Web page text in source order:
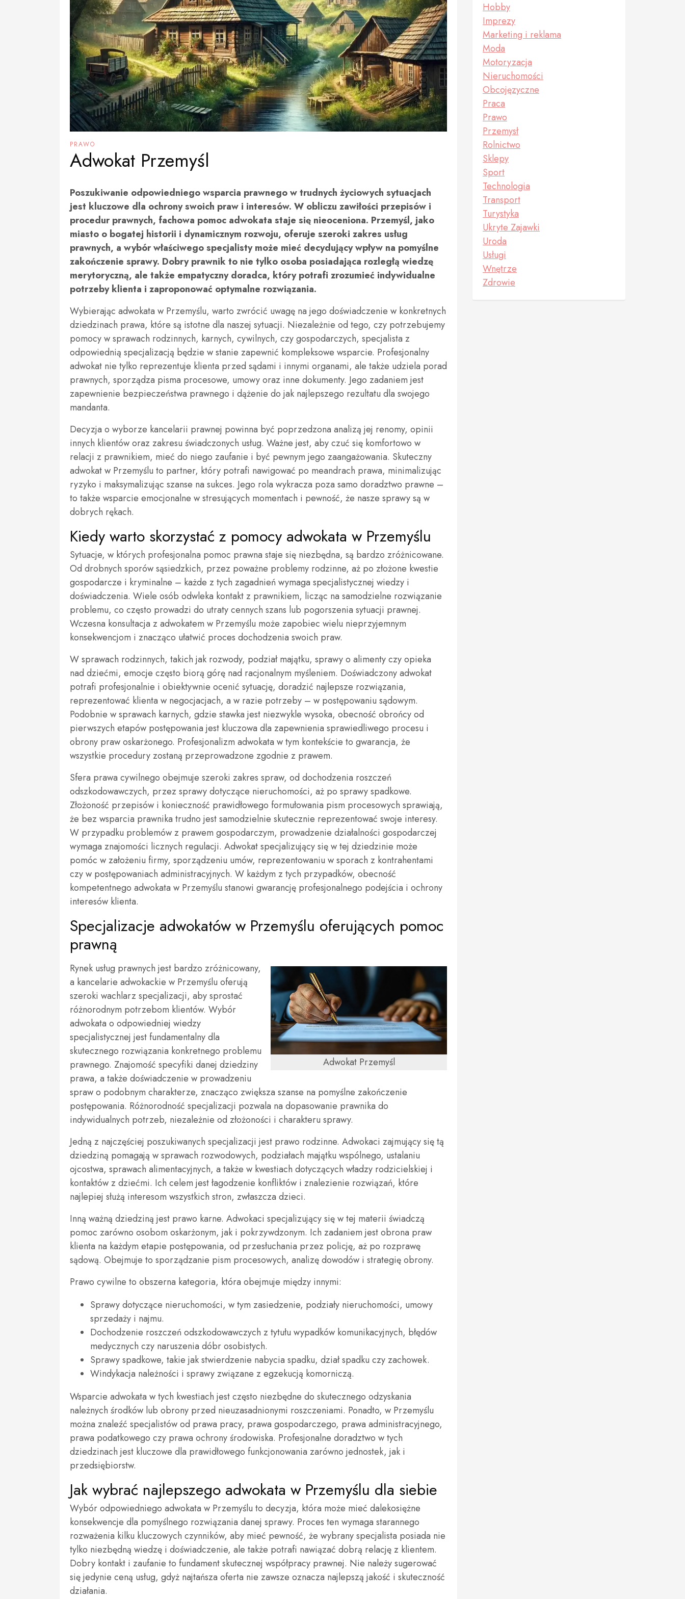
PRAWO
Adwokat Przemyśl
Poszukiwanie odpowiedniego wsparcia prawnego w trudnych życiowych sytuacjach
jest kluczowe dla ochrony swoich praw i interesów. W obliczu zawiłości przepisów i
procedur prawnych, fachowa pomoc adwokata staje się nieoceniona. Przemyśl, jako
miasto o bogatej historii i dynamicznym rozwoju, oferuje szeroki zakres usług
prawnych, a wybór właściwego specjalisty może mieć decydujący wpływ na pomyślne
zakończenie sprawy. Dobry prawnik to nie tylko osoba posiadająca rozległą wiedzę
merytoryczną, ale także empatyczny doradca, który potrafi zrozumieć indywidualne
potrzeby klienta i zaproponować optymalne rozwiązania.
Wybierając adwokata w Przemyślu, warto zwrócić uwagę na jego doświadczenie w konkretnych
dziedzinach prawa, które są istotne dla naszej sytuacji. Niezależnie od tego, czy potrzebujemy
pomocy w sprawach rodzinnych, karnych, cywilnych, czy gospodarczych, specjalista z
odpowiednią specjalizacją będzie w stanie zapewnić kompleksowe wsparcie. Profesjonalny
adwokat nie tylko reprezentuje klienta przed sądami i innymi organami, ale także udziela porad
prawnych, sporządza pisma procesowe, umowy oraz inne dokumenty. Jego zadaniem jest
zapewnienie bezpieczeństwa prawnego i dążenie do jak najlepszego rezultatu dla swojego
mandanta.
Decyzja o wyborze kancelarii prawnej powinna być poprzedzona analizą jej renomy, opinii
innych klientów oraz zakresu świadczonych usług. Ważne jest, aby czuć się komfortowo w
relacji z prawnikiem, mieć do niego zaufanie i być pewnym jego zaangażowania. Skuteczny
adwokat w Przemyślu to partner, który potrafi nawigować po meandrach prawa, minimalizując
ryzyko i maksymalizując szanse na sukces. Jego rola wykracza poza samo doradztwo prawne –
to także wsparcie emocjonalne w stresujących momentach i pewność, że nasze sprawy są w
dobrych rękach.
Kiedy warto skorzystać z pomocy adwokata w Przemyślu
Sytuacje, w których profesjonalna pomoc prawna staje się niezbędna, są bardzo zróżnicowane.
Od drobnych sporów sąsiedzkich, przez poważne problemy rodzinne, aż po złożone kwestie
gospodarcze i kryminalne – każde z tych zagadnień wymaga specjalistycznej wiedzy i
doświadczenia. Wiele osób odwleka kontakt z prawnikiem, licząc na samodzielne rozwiązanie
problemu, co często prowadzi do utraty cennych szans lub pogorszenia sytuacji prawnej.
Wczesna konsultacja z adwokatem w Przemyślu może zapobiec wielu nieprzyjemnym
konsekwencjom i znacząco ułatwić proces dochodzenia swoich praw.
W sprawach rodzinnych, takich jak rozwody, podział majątku, sprawy o alimenty czy opieka
nad dziećmi, emocje często biorą górę nad racjonalnym myśleniem. Doświadczony adwokat
potrafi profesjonalnie i obiektywnie ocenić sytuację, doradzić najlepsze rozwiązania,
reprezentować klienta w negocjacjach, a w razie potrzeby – w postępowaniu sądowym.
Podobnie w sprawach karnych, gdzie stawka jest niezwykle wysoka, obecność obrońcy od
pierwszych etapów postępowania jest kluczowa dla zapewnienia sprawiedliwego procesu i
obrony praw oskarżonego. Profesjonalizm adwokata w tym kontekście to gwarancja, że
wszystkie procedury zostaną przeprowadzone zgodnie z prawem.
Sfera prawa cywilnego obejmuje szeroki zakres spraw, od dochodzenia roszczeń
odszkodowawczych, przez sprawy dotyczące nieruchomości, aż po sprawy spadkowe.
Złożoność przepisów i konieczność prawidłowego formułowania pism procesowych sprawiają,
że bez wsparcia prawnika trudno jest samodzielnie skutecznie reprezentować swoje interesy.
W przypadku problemów z prawem gospodarczym, prowadzenie działalności gospodarczej
wymaga znajomości licznych regulacji. Adwokat specjalizujący się w tej dziedzinie może
pomóc w założeniu firmy, sporządzeniu umów, reprezentowaniu w sporach z kontrahentami
czy w postępowaniach administracyjnych. W każdym z tych przypadków, obecność
kompetentnego adwokata w Przemyślu stanowi gwarancję profesjonalnego podejścia i ochrony
interesów klienta.
Specjalizacje adwokatów w Przemyślu oferujących pomoc
prawną
Adwokat Przemyśl
Rynek usług prawnych jest bardzo zróżnicowany,
a kancelarie adwokackie w Przemyślu oferują
szeroki wachlarz specjalizacji, aby sprostać
różnorodnym potrzebom klientów. Wybór
adwokata o odpowiedniej wiedzy
specjalistycznej jest fundamentalny dla
skutecznego rozwiązania konkretnego problemu
prawnego. Znajomość specyfiki danej dziedziny
prawa, a także doświadczenie w prowadzeniu
spraw o podobnym charakterze, znacząco zwiększa szanse na pomyślne zakończenie
postępowania. Różnorodność specjalizacji pozwala na dopasowanie prawnika do
indywidualnych potrzeb, niezależnie od złożoności i charakteru sprawy.
Jedną z najczęściej poszukiwanych specjalizacji jest prawo rodzinne. Adwokaci zajmujący się tą
dziedziną pomagają w sprawach rozwodowych, podziałach majątku wspólnego, ustalaniu
ojcostwa, sprawach alimentacyjnych, a także w kwestiach dotyczących władzy rodzicielskiej i
kontaktów z dziećmi. Ich celem jest łagodzenie konfliktów i znalezienie rozwiązań, które
najlepiej służą interesom wszystkich stron, zwłaszcza dzieci.
Inną ważną dziedziną jest prawo karne. Adwokaci specjalizujący się w tej materii świadczą
pomoc zarówno osobom oskarżonym, jak i pokrzywdzonym. Ich zadaniem jest obrona praw
klienta na każdym etapie postępowania, od przesłuchania przez policję, aż po rozprawę
sądową. Obejmuje to sporządzanie pism procesowych, analizę dowodów i strategię obrony.
Prawo cywilne to obszerna kategoria, która obejmuje między innymi:
Sprawy dotyczące nieruchomości, w tym zasiedzenie, podziały nieruchomości, umowy
sprzedaży i najmu.
Dochodzenie roszczeń odszkodowawczych z tytułu wypadków komunikacyjnych, błędów
medycznych czy naruszenia dóbr osobistych.
Sprawy spadkowe, takie jak stwierdzenie nabycia spadku, dział spadku czy zachowek.
Windykacja należności i sprawy związane z egzekucją komorniczą.
Wsparcie adwokata w tych kwestiach jest często niezbędne do skutecznego odzyskania
należnych środków lub obrony przed nieuzasadnionymi roszczeniami. Ponadto, w Przemyślu
można znaleźć specjalistów od prawa pracy, prawa gospodarczego, prawa administracyjnego,
prawa podatkowego czy prawa ochrony środowiska. Profesjonalne doradztwo w tych
dziedzinach jest kluczowe dla prawidłowego funkcjonowania zarówno jednostek, jak i
przedsiębiorstw.
Jak wybrać najlepszego adwokata w Przemyślu dla siebie
Wybór odpowiedniego adwokata w Przemyślu to decyzja, która może mieć dalekosiężne
konsekwencje dla pomyślnego rozwiązania danej sprawy. Proces ten wymaga starannego
rozważenia kilku kluczowych czynników, aby mieć pewność, że wybrany specjalista posiada nie
tylko niezbędną wiedzę i doświadczenie, ale także potrafi nawiązać dobrą relację z klientem.
Dobry kontakt i zaufanie to fundament skutecznej współpracy prawnej. Nie należy sugerować
się jedynie ceną usług, gdyż najtańsza oferta nie zawsze oznacza najlepszą jakość i skuteczność
działania.
Hobby
Imprezy
Marketing i reklama
Moda
Motoryzacja
Nieruchomości
Obcojęzyczne
Praca
Prawo
Przemysł
Rolnictwo
Sklepy
Sport
Technologia
Transport
Turystyka
Ukryte Zajawki
Uroda
Usługi
Wnętrze
Zdrowie